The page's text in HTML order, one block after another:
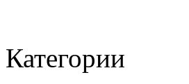
Категории